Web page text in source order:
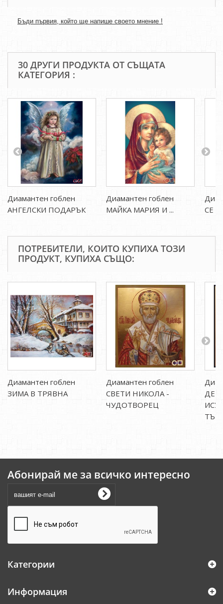
Бъди първия, който ще напише своето мнение !
30 ДРУГИ ПРОДУКТА ОТ СЪЩАТА
КАТЕГОРИЯ :
Диамантен гоблен
АНГЕЛСКИ ПОДАРЪК
Диамантен гоблен
МАЙКА МАРИЯ И ...
СЕ
ПОТРЕБИТЕЛИ, КОИТО КУПИХА ТОЗИ
ПРОДУКТ, КУПИХА СЪЩО:
Диамантен гоблен
ЗИМА В ТРЯВНА
Диамантен гоблен
СВЕТИ НИКОЛА -
ЧУДОТВОРЕЦ
Абонирай ме за всичко интересно
Категории
Информация